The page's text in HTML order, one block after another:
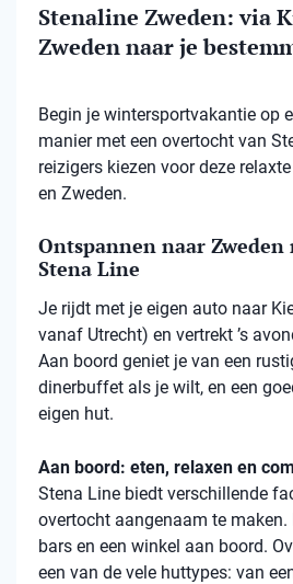
Stenaline Zweden: via
Zweden naar je
Begin je wintersportvakantie op
manier met een overtocht van
reizigers kiezen voor deze
en Zweden.
Ontspannen naar
Stena Line
Je rijdt met je eigen auto naar
vanaf Utrecht) en vertrekt ’s
Aan boord geniet je van een
dinerbuffet als je wilt, en een
eigen hut.
Aan boord: eten, relaxen en
Stena Line biedt verschillende
overtocht aangenaam te maken.
bars en een winkel aan boord.
een van de vele huttypes: van